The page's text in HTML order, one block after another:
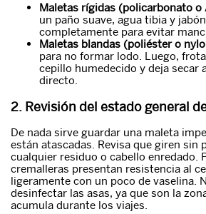
Maletas rígidas (policarbonato o
un paño suave, agua tibia y
completamente para evitar
Maletas blandas (poliéster o
para no formar lodo. Luego,
cepillo humedecido y deja secar
directo.
2. Revisión del estado general
De nada sirve guardar una maleta
están atascadas. Revisa que giren sin
cualquier residuo o cabello enredado.
cremalleras presentan resistencia al
ligeramente con un poco de vaselina.
desinfectar las asas, ya que son la
acumula durante los viajes.